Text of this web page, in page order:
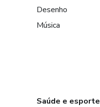
Desenho
Música
Saúde e esporte